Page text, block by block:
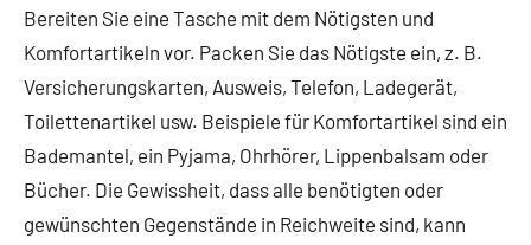
Bereiten Sie eine Tasche mit dem Nötigsten und
Komfortartikeln vor. Packen Sie das Nötigste ein, z. B.
Versicherungskarten, Ausweis, Telefon, Ladegerät,
Toilettenartikel usw. Beispiele für Komfortartikel sind ein
Bademantel, ein Pyjama, Ohrhörer, Lippenbalsam oder
Bücher. Die Gewissheit, dass alle benötigten oder
gewünschten Gegenstände in Reichweite sind, kann